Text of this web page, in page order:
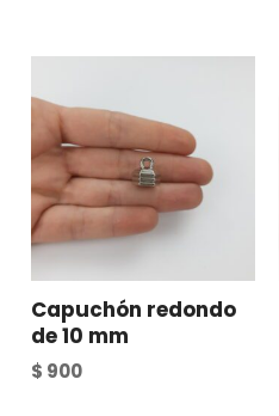
Capuchón redondo
de 10 mm
$ 900